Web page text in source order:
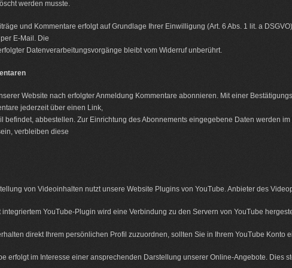
werden musste.
und Kommentare erfolgt auf Grundlage Ihrer Einwilligung (Art. 6 Abs. 1 lit. a
E-Mail. Die
Datenverarbeitungsvorgänge bleibt vom Widerruf unberührt.
Website nach erfolgter Anmeldung Kommentare abonnieren. Mit einer
jederzeit über einen Link,
befindet, abbestellen. Zur Einrichtung des Abonnements eingegebene Daten werden
verbleiben diese
von Videoinhalten nutzt unsere Website Plugins von YouTube. Anbieter des
integriertem YouTube-Plugin wird eine Verbindung zu den Servern von YouTube
direkt Ihrem persönlichen Profil zuzuordnen, sollten Sie in Ihrem YouTube
erfolgt im Interesse einer ansprechenden Darstellung unserer Online-Angebote. Dies